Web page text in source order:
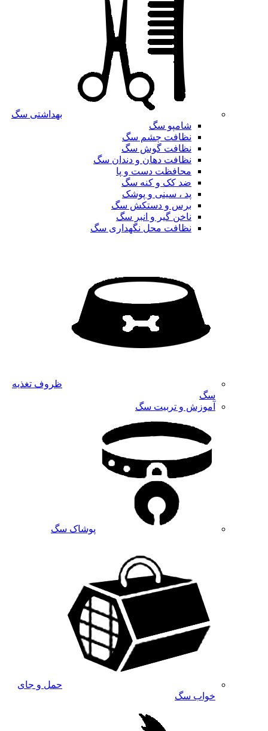
بهداشتی سگ
شامپو سگ
نظافت چشم سگ
نظافت گوش سگ
نظافت دهان و دندان سگ
محافظت دست و پا
ضد کک و کنه سگ
پد ، سینی و پوشک
برس و دستکش سگ
ناخن گیر و انبر سگ
نظافت محل نگهداری سگ
ظروف تغذیه
سگ
آموزش و تربیت سگ
پوشاک سگ
حمل و جای
خواب سگ